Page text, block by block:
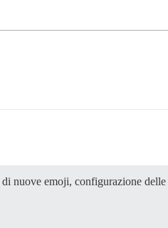
nuove emoji, configurazione